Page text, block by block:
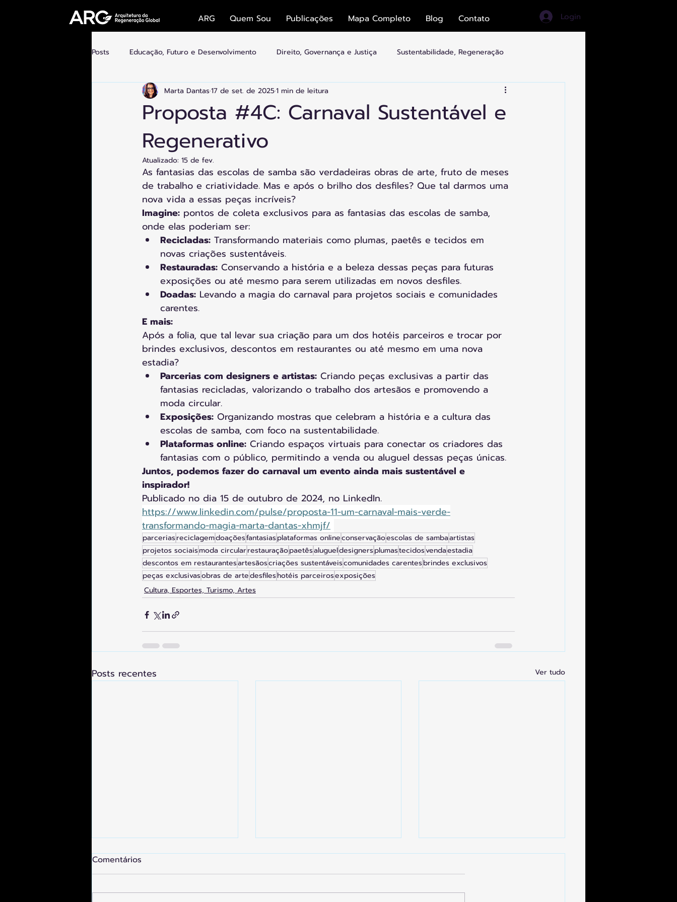
ARG Quem Sou Publicações Mapa Completo Blog Contato Login
Posts Educação, Futuro e Desenvolvimento Direito, Governança e Justiça Sustentabilidade, Regeneração
Futuro do Trabalho, Novas Economias Economia Colaborativa e Plataformas Cultura, Esportes, Turismo, Artes
Tecnologia e Humanidade Cidades Inteligentes
Proposta #4C: Carnaval Sustentável e
Regenerativo
Marta Dantas17 de set. de 20251 min de leitura
Atualizado: 15 de fev.
As fantasias das escolas de samba são verdadeiras obras de arte, fruto de meses
de trabalho e criatividade. Mas e após o brilho dos desfiles? Que tal darmos uma
nova vida a essas peças incríveis?
Imagine: pontos de coleta exclusivos para as fantasias das escolas de samba,
onde elas poderiam ser:
Recicladas: Transformando materiais como plumas, paetês e tecidos em
novas criações sustentáveis.
Restauradas: Conservando a história e a beleza dessas peças para futuras
exposições ou até mesmo para serem utilizadas em novos desfiles.
Doadas: Levando a magia do carnaval para projetos sociais e comunidades
carentes.
E mais:
Após a folia, que tal levar sua criação para um dos hotéis parceiros e trocar por
brindes exclusivos, descontos em restaurantes ou até mesmo em uma nova
estadia?
Parcerias com designers e artistas: Criando peças exclusivas a partir das
fantasias recicladas, valorizando o trabalho dos artesãos e promovendo a
moda circular.
Exposições: Organizando mostras que celebram a história e a cultura das
escolas de samba, com foco na sustentabilidade.
Plataformas online: Criando espaços virtuais para conectar os criadores das
fantasias com o público, permitindo a venda ou aluguel dessas peças únicas.
Juntos, podemos fazer do carnaval um evento ainda mais sustentável e
inspirador!
Publicado no dia 15 de outubro de 2024, no LinkedIn.
https://www.linkedin.com/pulse/proposta-11-um-carnaval-mais-verde-
transformando-magia-marta-dantas-xhmjf/
parceriasreciclagemdoaçõesfantasiasplataformas onlineconservaçãoescolas de sambaartistas
projetos sociaismoda circularrestauraçãopaetêsalugueldesignersplumastecidosvendaestadia
descontos em restaurantesartesãoscriações sustentáveiscomunidades carentesbrindes exclusivos
peças exclusivasobras de artedesfileshotéis parceirosexposições
Cultura, Esportes, Turismo, Artes
Posts recentes Ver tudo
Comentários